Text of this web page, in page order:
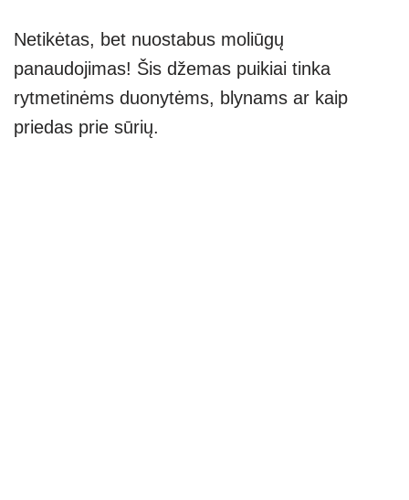
Netikėtas, bet nuostabus moliūgų
panaudojimas! Šis džemas puikiai tinka
rytmetinėms duonytėms, blynams ar kaip
priedas prie sūrių.